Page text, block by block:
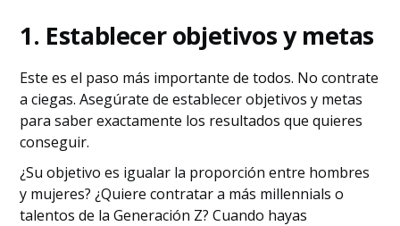
1. Establecer objetivos y metas
Este es el paso más importante de todos. No contrate
a ciegas. Asegúrate de establecer objetivos y metas
para saber exactamente los resultados que quieres
conseguir.
¿Su objetivo es igualar la proporción entre hombres
y mujeres? ¿Quiere contratar a más millennials o
talentos de la Generación Z? Cuando hayas